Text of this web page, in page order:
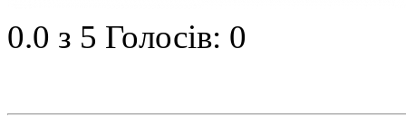
0.0 з 5 Голосів: 0